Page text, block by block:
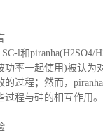
l和piranha(H2SO4/
功率一起使用)被认为
的过程；然而， piranha
过程与硅的相互作用。